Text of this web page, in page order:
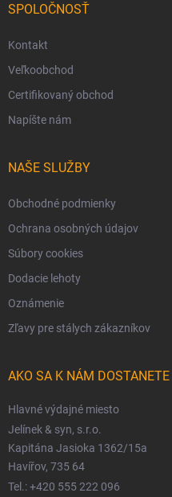
SPOLOČNOSŤ
Kontakt
Veľkoobchod
Certifikovaný obchod
Napíšte nám
NAŠE SLUŽBY
Obchodné podmienky
Ochrana osobných údajov
Súbory cookies
Dodacie lehoty
Oznámenie
Zľavy pre stálych zákazníkov
AKO SA K NÁM DOSTANETE
Hlavné výdajné miesto
Jelínek & syn, s.r.o.
Kapitána Jasioka 1362/15a
Havířov, 735 64
Tel.: +420 555 222 096